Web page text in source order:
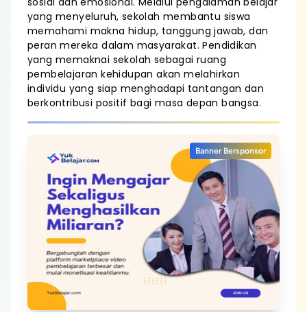
yang menyeluruh, sekolah membantu siswa
memahami makna hidup, tanggung jawab, dan
peran mereka dalam masyarakat. Pendidikan
yang memaknai sekolah sebagai ruang
pembelajaran kehidupan akan melahirkan
individu yang siap menghadapi tantangan dan
berkontribusi positif bagi masa depan bangsa.
Banner Bersponsor